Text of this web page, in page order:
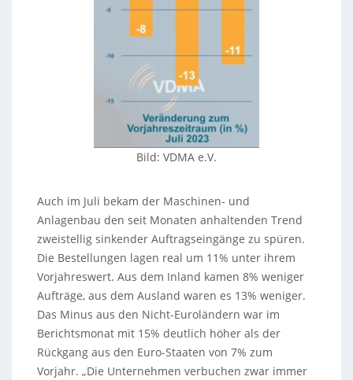
Bild: VDMA e.V.
Auch im Juli bekam der Maschinen- und
Anlagenbau den seit Monaten anhaltenden Trend
zweistellig sinkender Auftragseingänge zu spüren.
Die Bestellungen lagen real um 11% unter ihrem
Vorjahreswert. Aus dem Inland kamen 8% weniger
Aufträge, aus dem Ausland waren es 13% weniger.
Das Minus aus den Nicht-Euroländern war im
Berichtsmonat mit 15% deutlich höher als der
Rückgang aus den Euro-Staaten von 7% zum
Vorjahr. „Die Unternehmen verbuchen zwar immer